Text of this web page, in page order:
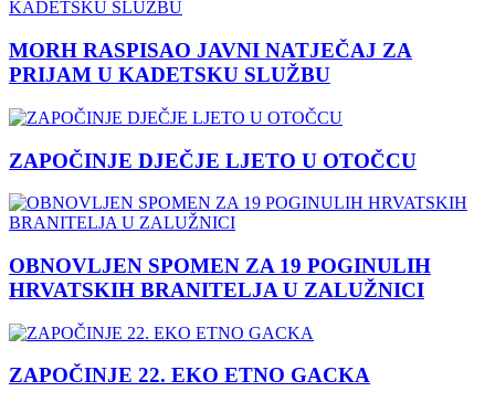
MORH RASPISAO JAVNI NATJEČAJ ZA
PRIJAM U KADETSKU SLUŽBU
ZAPOČINJE DJEČJE LJETO U OTOČCU
OBNOVLJEN SPOMEN ZA 19 POGINULIH
HRVATSKIH BRANITELJA U ZALUŽNICI
ZAPOČINJE 22. EKO ETNO GACKA